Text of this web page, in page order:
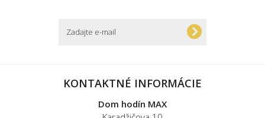
KONTAKTNÉ INFORMÁCIE
Dom hodín MAX